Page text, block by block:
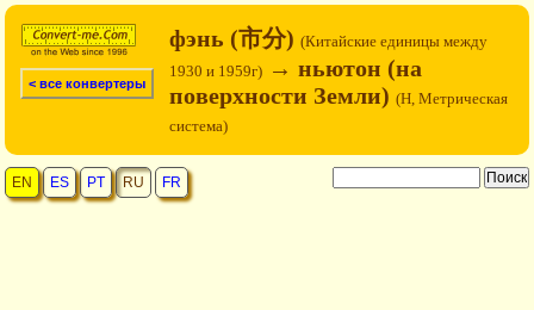
< все конвертеры
фэнь (市分) (Китайские единицы между
1930 и 1959г) → ньютон (на
поверхности Земли) (Н, Метрическая
система)
EN ES PT RU FR